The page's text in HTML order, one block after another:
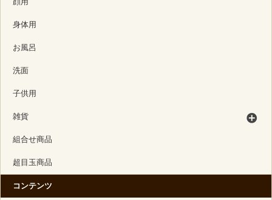
顔用
身体用
お風呂
洗面
子供用
雑貨
組合せ商品
超目玉商品
コンテンツ